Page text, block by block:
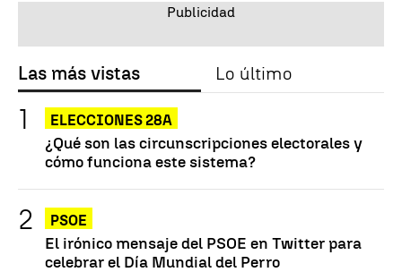
Las más vistas Lo último
ELECCIONES 28A
¿Qué son las circunscripciones electorales y
cómo funciona este sistema?
PSOE
El irónico mensaje del PSOE en Twitter para
celebrar el Día Mundial del Perro